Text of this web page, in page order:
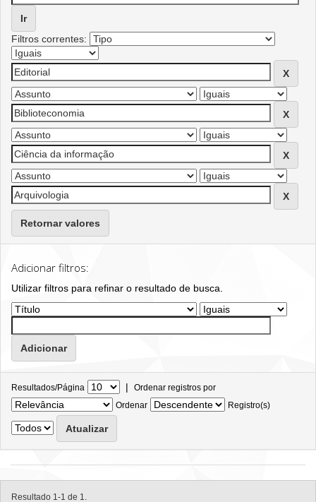
Filtros correntes:
Retornar valores
Adicionar filtros:
Utilizar filtros para refinar o resultado de busca.
Resultados/Página | Ordenar registros por
Ordenar
Registro(s)
Resultado 1-1 de 1.